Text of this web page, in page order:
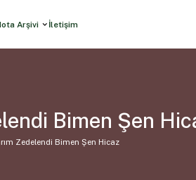
Arşivi İletişim
Bimen Şen
Zedelendi Bimen Şen Hicaz